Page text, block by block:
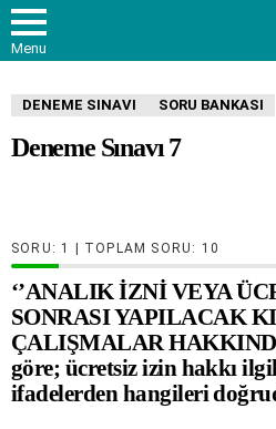
Menu
DENEME SINAVI SORU BANKASI
Deneme Sınavı 7
SORU: | TOPLAM SORU: 10
‘’ANALIK İZNİ VEYA
SONRASI YAPILACAK
ÇALIŞMALAR
göre; ücretsiz izin hakkı
ifadelerden hangileri